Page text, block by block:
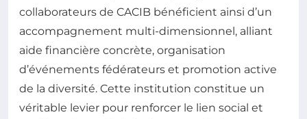
collaborateurs de CACIB bénéficient ainsi d’un
accompagnement multi-dimensionnel, alliant
aide financière concrète, organisation
d’événements fédérateurs et promotion active
de la diversité. Cette institution constitue un
véritable levier pour renforcer le lien social et